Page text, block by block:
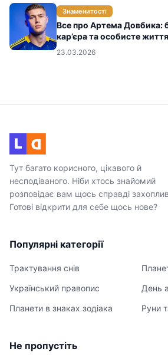
Знаменитості
Все про Артема Довбика:
кар’єра та особисте життя
23.03.2026
L D
Тут багато корисного, цікавого й
несподіваного. Ніби хтось знайомий
розповідає вам щось справді
Готові відкрити для себе щось нове?
Популярні категорії
Трактування снів
Український правопис
Планети в знаках зодіака
День
Руни
Не пропустіть